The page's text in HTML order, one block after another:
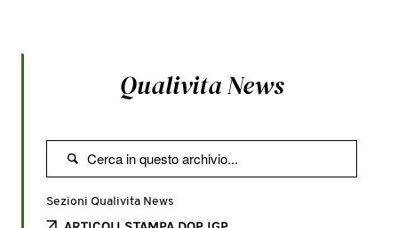
Qualivita News

Sezioni Qualivita News